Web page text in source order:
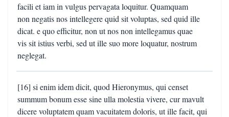
facili et iam in vulgus pervagata loquitur. Quamquam
non negatis nos intellegere quid sit voluptas, sed quid ille
dicat. e quo efficitur, non ut nos non intellegamus quae
vis sit istius verbi, sed ut ille suo more loquatur, nostrum
neglegat.
[16] si enim idem dicit, quod Hieronymus, qui censet
summum bonum esse sine ulla molestia vivere, cur mavult
dicere voluptatem quam vacuitatem doloris, ut ille facit, qui